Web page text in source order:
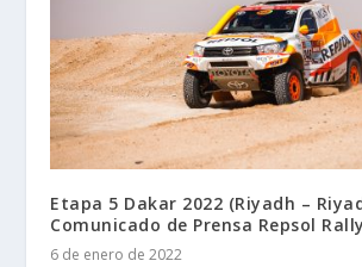
Etapa 5 Dakar 2022 (Riyadh –
Comunicado de Prensa Repsol
6 de enero de 2022